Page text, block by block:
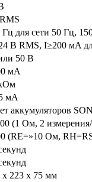
Гц для сети 50 Гц,
В RMS, I≥200 мA
50 В
мA
мA
аккумуляторов
(1 Ом, 2
(RE=»10 Ом,
x 223 x 75 мм